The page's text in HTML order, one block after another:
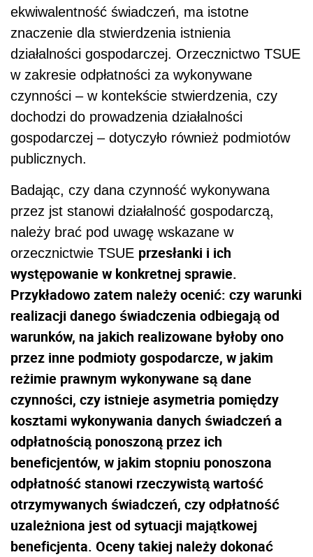
ekwiwalentność świadczeń, ma istotne
znaczenie dla stwierdzenia istnienia
działalności gospodarczej. Orzecznictwo TSUE
w zakresie odpłatności za wykonywane
czynności – w kontekście stwierdzenia, czy
dochodzi do prowadzenia działalności
gospodarczej – dotyczyło również podmiotów
publicznych.
Badając, czy dana czynność wykonywana
przez jst stanowi działalność gospodarczą,
należy brać pod uwagę wskazane w
orzecznictwie TSUE przesłanki i ich
występowanie w konkretnej sprawie.
Przykładowo zatem należy ocenić: czy warunki
realizacji danego świadczenia odbiegają od
warunków, na jakich realizowane byłoby ono
przez inne podmioty gospodarcze, w jakim
reżimie prawnym wykonywane są dane
czynności, czy istnieje asymetria pomiędzy
kosztami wykonywania danych świadczeń a
odpłatnością ponoszoną przez ich
beneficjentów, w jakim stopniu ponoszona
odpłatność stanowi rzeczywistą wartość
otrzymywanych świadczeń, czy odpłatność
uzależniona jest od sytuacji majątkowej
beneficjenta. Oceny takiej należy dokonać